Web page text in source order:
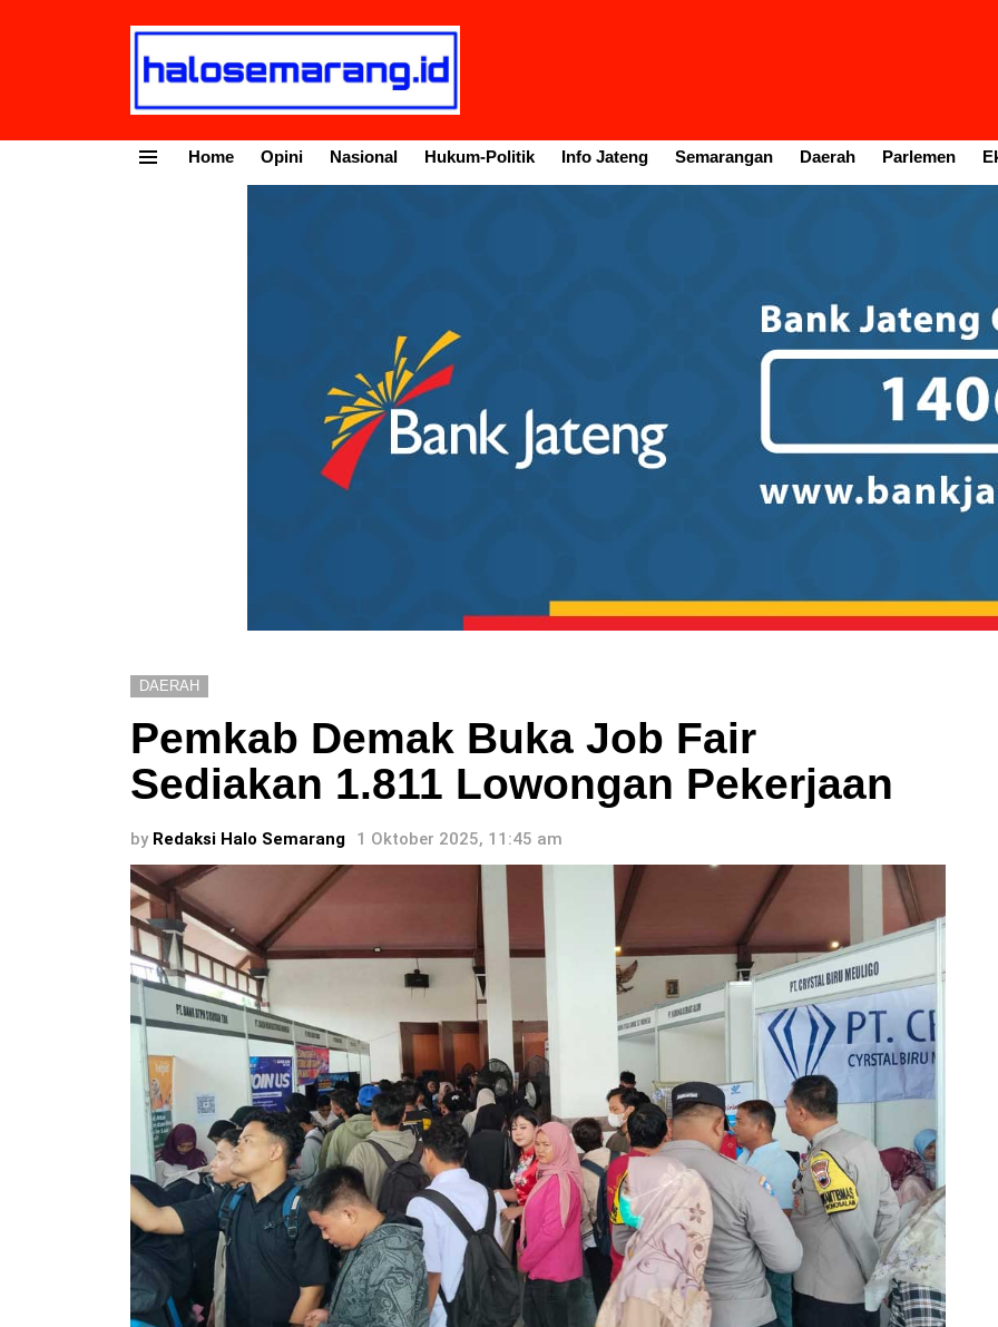
Home Opini Nasional Hukum-Politik Info Jateng Semarangan Daerah Parlemen
DAERAH
Pemkab Demak Buka Job Fair
Sediakan 1.811 Lowongan Pekerjaan
by Redaksi Halo Semarang 1 Oktober 2025, 11:45 am